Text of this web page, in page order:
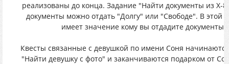
реализованы до конца. Задание "Найти документы из Х-
документы можно отдать "Долгу" или "Свободе". В этой
имеет значение кому вы отдадите документы.
Квесты связанные с девушкой по имени Соня
"Найти девушку с фото" и заканчиваются подарком от